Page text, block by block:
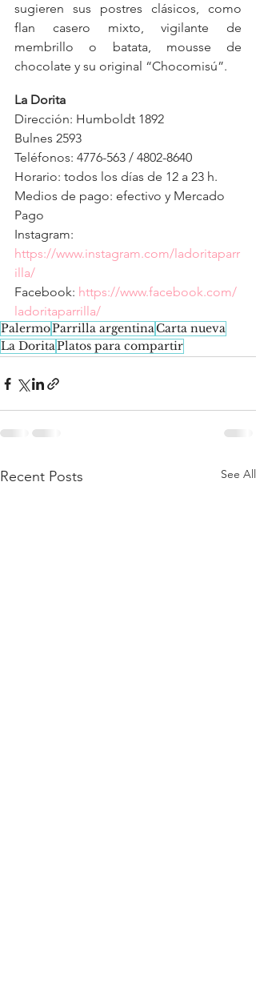
sugieren sus postres clásicos, como
flan casero mixto, vigilante de
membrillo o batata, mousse de
chocolate y su original “Chocomisú”.
La Dorita
Dirección: Humboldt 1892
Bulnes 2593
Teléfonos: 4776-563 / 4802-8640
Horario: todos los días de 12 a 23 h.
Medios de pago: efectivo y Mercado
Pago
Instagram:
https://www.instagram.com/ladoritaparr
illa/
Facebook: https://www.facebook.com/
ladoritaparrilla/
PalermoParrilla argentinaCarta nueva
La DoritaPlatos para compartir
Recent Posts See All